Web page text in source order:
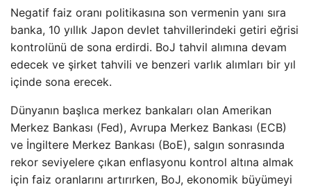
Negatif faiz oranı politikasına son vermenin yanı sıra
banka, 10 yıllık Japon devlet tahvillerindeki getiri eğrisi
kontrolünü de sona erdirdi. BoJ tahvil alımına devam
edecek ve şirket tahvili ve benzeri varlık alımları bir yıl
içinde sona erecek.
Dünyanın başlıca merkez bankaları olan Amerikan
Merkez Bankası (Fed), Avrupa Merkez Bankası (ECB)
ve İngiltere Merkez Bankası (BoE), salgın sonrasında
rekor seviyelere çıkan enflasyonu kontrol altına almak
için faiz oranlarını artırırken, BoJ, ekonomik büyümeyi